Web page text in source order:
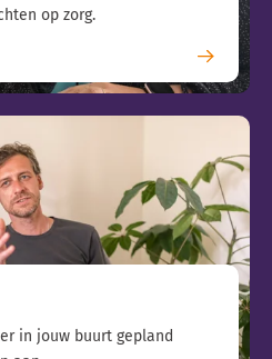
op zorg.
in jouw buurt gepland